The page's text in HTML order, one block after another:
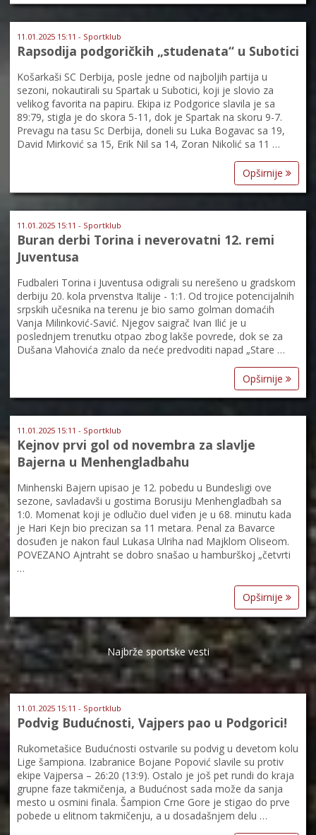
11.01.2025 15:11 - Sportklub
Rapsodija podgoričkih „studenata“ u Subotici
Košarkaši SC Derbija, posle jedne od najboljih partija u
sezoni, nokautirali su Spartak u Subotici, koji je slovio za
velikog favorita na papiru. Ekipa iz Podgorice slavila je sa
89:79, stigla je do skora 5-11, dok je Spartak na skoru 9-7.
Prevagu na tasu Sc Derbija, doneli su Luka Bogavac sa 19,
David Mirković sa 15, Erik Nil sa 14, Zoran Nikolić sa 11 …
Opširnije
11.01.2025 15:11 - Sportklub
Buran derbi Torina i neverovatni 12. remi
Juventusa
Fudbaleri Torina i Juventusa odigrali su nerešeno u gradskom
derbiju 20. kola prvenstva Italije - 1:1. Od trojice potencijalnih
srpskih učesnika na terenu je bio samo golman domaćih
Vanja Milinković-Savić. Njegov saigrač Ivan Ilić je u
poslednjem trenutku otpao zbog lakše povrede, dok se za
Dušana Vlahovića znalo da neće predvoditi napad „Stare …
Opširnije
11.01.2025 15:11 - Sportklub
Kejnov prvi gol od novembra za slavlje
Bajerna u Menhengladbahu
Minhenski Bajern upisao je 12. pobedu u Bundesligi ove
sezone, savladavši u gostima Borusiju Menhengladbah sa
1:0. Momenat koji je odlučio duel viđen je u 68. minutu kada
je Hari Kejn bio precizan sa 11 metara. Penal za Bavarce
dosuđen je nakon faul Lukasa Ulriha nad Majklom Oliseom.
POVEZANO Ajntraht se dobro snašao u hamburškoj „četvrti
…
Opširnije
Najbrže sportske vesti
11.01.2025 15:11 - Sportklub
Podvig Budućnosti, Vajpers pao u Podgorici!
Rukometašice Budućnosti ostvarile su podvig u devetom kolu
Lige šampiona. Izabranice Bojane Popović slavile su protiv
ekipe Vajpersa – 26:20 (13:9). Ostalo je još pet rundi do kraja
grupne faze takmičenja, a Budućnost sada može da sanja
mesto u osmini finala. Šampion Crne Gore je stigao do prve
pobede u elitnom takmičenju, a u dosadašnjem delu …